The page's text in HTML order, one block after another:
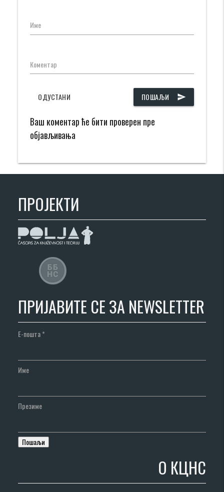
Име
Коментар
ПОШАЉИ send
ОДУСТАНИ
Ваш коментар ће бити проверен пре
објављивања
ПРОЈЕКТИ
ПРИЈАВИТЕ СЕ ЗА NEWSLETTER
Е-пошта*
Име
Презиме
О КЦНС